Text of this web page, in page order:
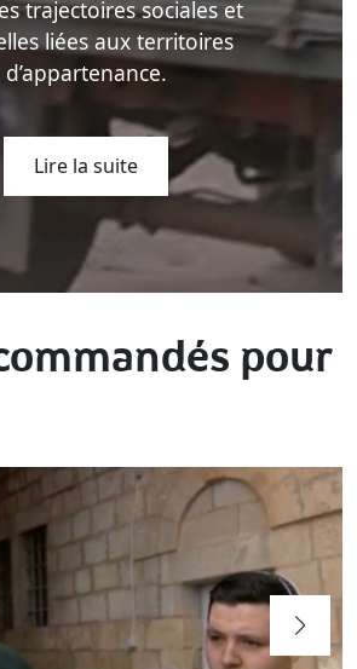
trajectoires sociales et
liées aux territoires
d’appartenance.
Lire la suite
pour